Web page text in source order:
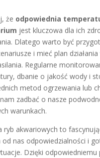
że odpowiednia
jest kluczowa dla ich
Dlatego warto być
i mieć plan
Regularne
dbanie o jakość wody i
metod ogrzewania lub
zadbać o nasze
warunkach.
ryb akwariowych to
od nas odpowiedzialności i
Dzięki odpowiedniemu